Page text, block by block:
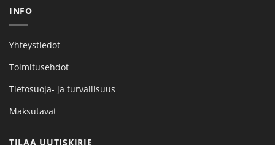
INFO
Yhteystiedot
Toimitusehdot
Tietosuoja- ja turvallisuus
Maksutavat
TILAA UUTISKIRJE